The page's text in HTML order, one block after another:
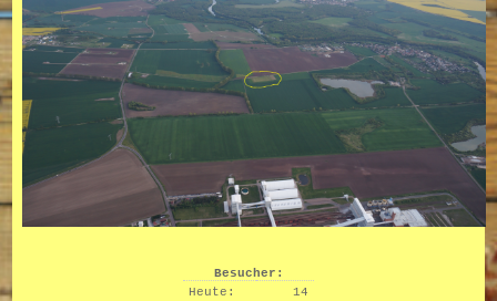
Besucher:
Heute:
14